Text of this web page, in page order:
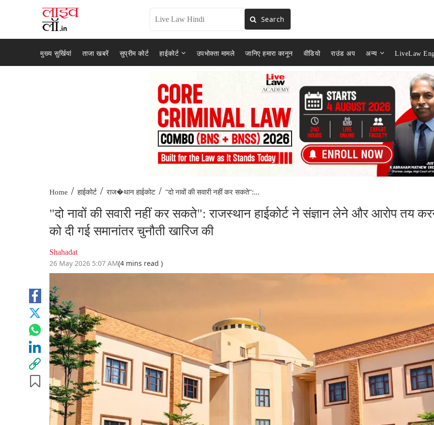
Search
मुख्य सुर्खियां ताजा खबरें सुप्रीम कोर्ट हाईकोर्ट उपभोक्ता मामले जानिए हमारा कानून वीडियो राउंड अप अन्य LiveLaw
Home / हाईकोर्ट / राज�थान हाईकोट / "दो नावों की सवारी नहीं कर सकते":...
"दो नावों की सवारी नहीं कर सकते": राजस्थान हाईकोर्ट ने संज्ञान लेने और आरोप तय
को दी गई समानांतर चुनौती खारिज की
Shahadat
26 May 2026 5:07 AM(4 mins read )